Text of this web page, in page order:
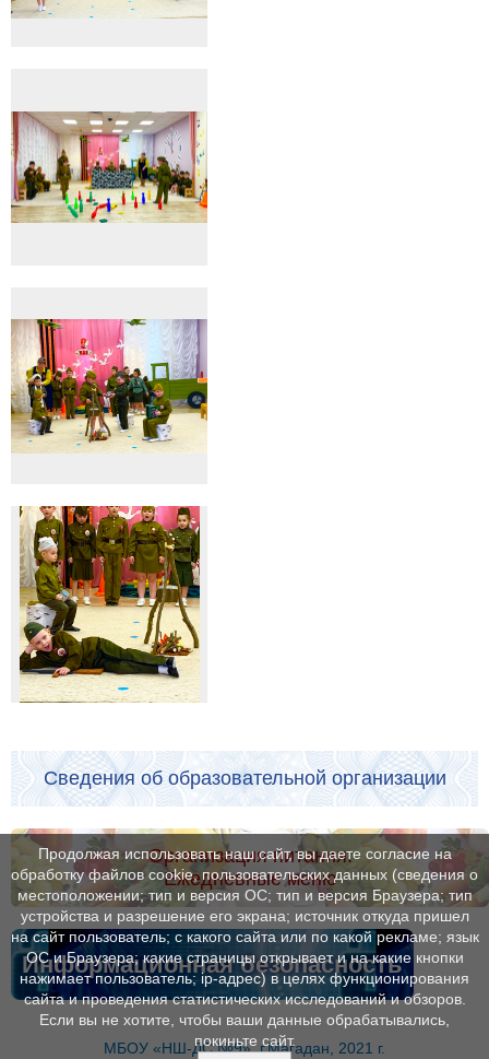
Сведения об образовательной организации
Организация питания.
Ежедневные меню
Информационная безопасность
МБОУ «НШ-ДС №9», г.Магадан, 2021 г.
Продолжая использовать наш сайт, вы даете согласие на
обработку файлов cookie, пользовательских данных (сведения о
местоположении; тип и версия ОС; тип и версия Браузера; тип
устройства и разрешение его экрана; источник откуда пришел
на сайт пользователь; с какого сайта или по какой рекламе; язык
ОС и Браузера; какие страницы открывает и на какие кнопки
нажимает пользователь; ip-адрес) в целях функционирования
сайта и проведения статистических исследований и обзоров.
Если вы не хотите, чтобы ваши данные обрабатывались,
покиньте сайт.